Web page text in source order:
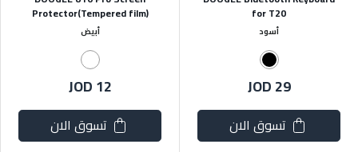
أسود
for T20
JOD 29
تسوق الان
أبيض
Protector(Tempered film)
JOD 12
تسوق الان